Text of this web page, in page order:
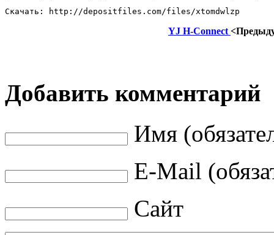
Скачать: http://depositfiles.com/files/xtomdwlzp
YJ H-Connect
Добавить комментарий
Имя
E-Mail
Сайт